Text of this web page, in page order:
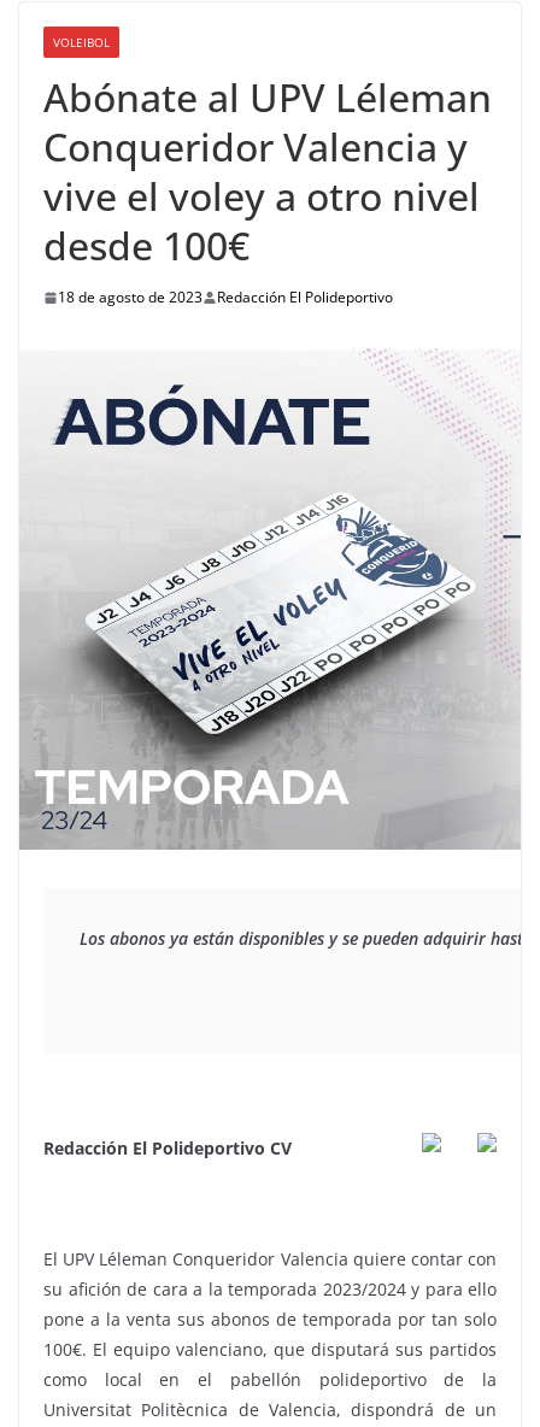
VOLEIBOL
Abónate al UPV Léleman
Conqueridor Valencia y
vive el voley a otro nivel
desde 100€
18 de agosto de 2023 Redacción El Polideportivo
Los abonos ya están disponibles y se pueden adquirir
Redacción El Polideportivo CV
El UPV Léleman Conqueridor Valencia quiere contar con
su afición de cara a la temporada 2023/2024 y para ello
pone a la venta sus abonos de temporada por tan solo
100€. El equipo valenciano, que disputará sus partidos
como local en el pabellón polideportivo de la
Universitat Politècnica de Valencia, dispondrá de un